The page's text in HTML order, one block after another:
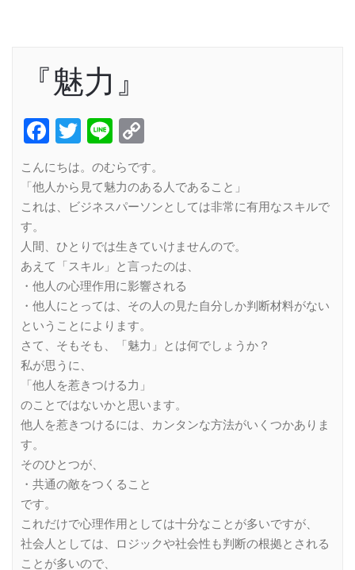
『魅力』
Facebook
Twitter
Line
Link
こんにちは。のむらです。
「他人から見て魅力のある人であること」
これは、ビジネスパーソンとしては非常に有用なスキルで
す。
人間、ひとりでは生きていけませんので。
あえて「スキル」と言ったのは、
・他人の心理作用に影響される
・他人にとっては、その人の見た自分しか判断材料がない
ということによります。
さて、そもそも、「魅力」とは何でしょうか？
私が思うに、
「他人を惹きつける力」
のことではないかと思います。
他人を惹きつけるには、カンタンな方法がいくつかありま
す。
そのひとつが、
・共通の敵をつくること
です。
これだけで心理作用としては十分なことが多いですが、
社会人としては、ロジックや社会性も判断の根拠とされる
ことが多いので、